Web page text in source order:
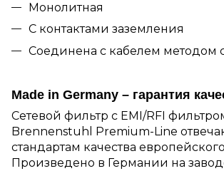
Монолитная
С контактами заземления
Соединена с кабелем методом
Made in Germany – гарантия
Сетевой фильтр с EMI/RFI
Brennenstuhl Premium-Line
стандартам качества
Произведено в Германии на